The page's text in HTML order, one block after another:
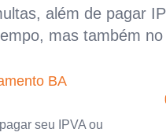
além de pagar
mas também no
BA
seu IPVA ou